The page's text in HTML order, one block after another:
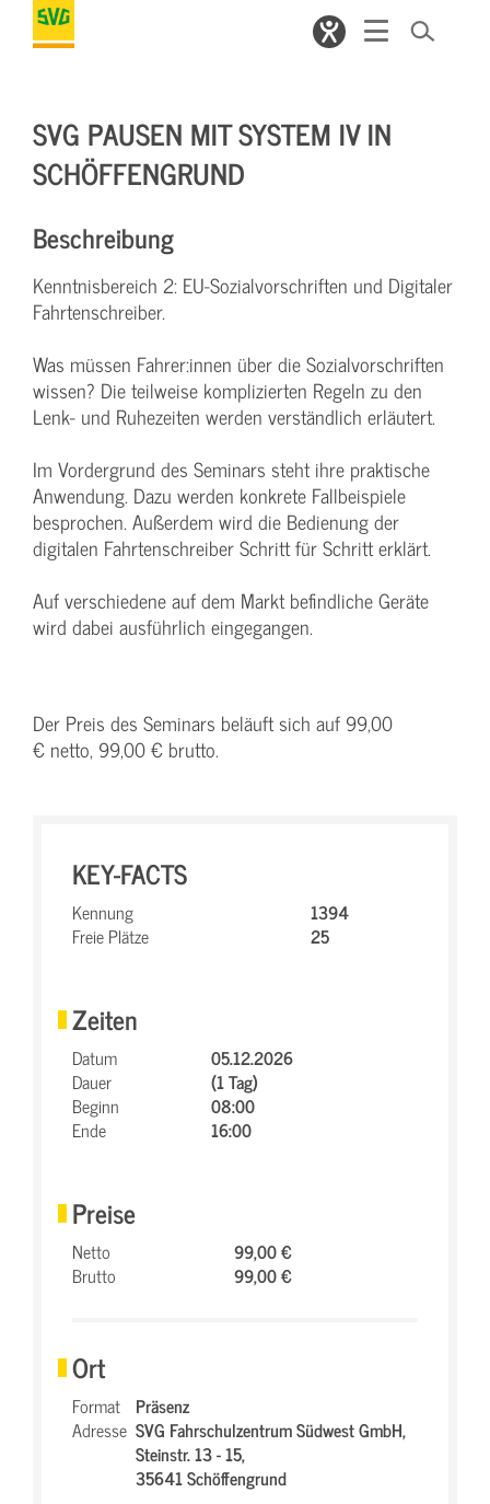
SVG PAUSEN MIT SYSTEM IV IN
SCHÖFFENGRUND
Beschreibung
Kenntnisbereich 2: EU-Sozialvorschriften und Digitaler
Fahrtenschreiber.
Was müssen Fahrer:innen über die Sozialvorschriften
wissen? Die teilweise komplizierten Regeln zu den
Lenk- und Ruhezeiten werden verständlich erläutert.
Im Vordergrund des Seminars steht ihre praktische
Anwendung. Dazu werden konkrete Fallbeispiele
besprochen. Außerdem wird die Bedienung der
digitalen Fahrtenschreiber Schritt für Schritt erklärt.
Auf verschiedene auf dem Markt befindliche Geräte
wird dabei ausführlich eingegangen.
Der Preis des Seminars beläuft sich auf 99,00
€ netto, 99,00 € brutto.
KEY-FACTS
Kennung
1394
Freie Plätze
25
Zeiten
Datum
05.12.2026
Dauer
(1 Tag)
Beginn
08:00
Ende
16:00
Preise
Netto
99,00 €
Brutto
99,00 €
Ort
Format Präsenz
Adresse SVG Fahrschulzentrum Südwest GmbH,
Steinstr. 13 - 15,
35641 Schöffengrund